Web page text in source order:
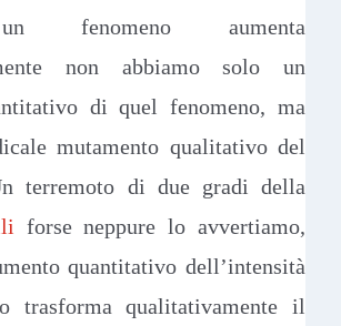
fenomeno aumenta
non abbiamo solo un
di quel fenomeno, ma
mutamento qualitativo del
terremoto di due gradi della
forse neppure lo avvertiamo,
quantitativo dell’intensità
trasforma qualitativamente il